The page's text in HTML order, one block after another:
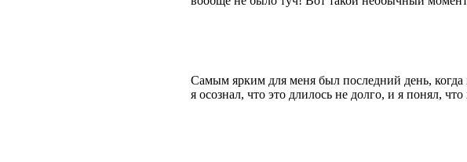
Самым ярким для меня был последний день,
я осознал, что это длилось не долго, и я понял,